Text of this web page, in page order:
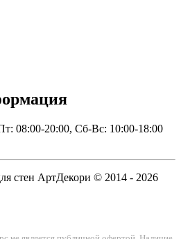
08:00-20:00, Сб-Вс: 10:00-18:00
стен АртДекори © 2014 - 2026